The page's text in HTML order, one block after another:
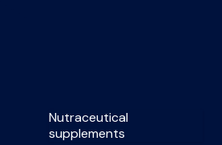
Nutraceutical
supplements